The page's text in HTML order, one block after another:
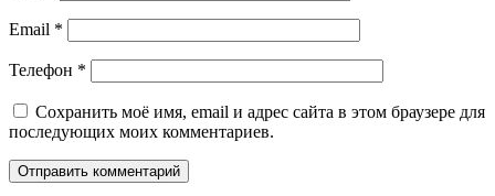
Email *
Телефон *
Сохранить моё имя, email и адрес сайта в этом браузере для
последующих моих комментариев.